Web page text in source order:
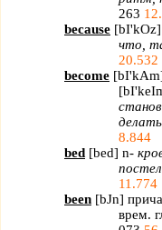
263
because [bI'kOz]
что,
20.532
become [bI'kAm
8.844
bed [bed] n-
11.774
been [bJn]
врем.